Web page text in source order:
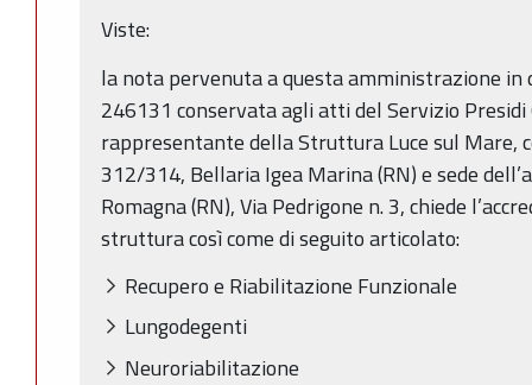
Viste:
la nota pervenuta a questa amministrazione
246131 conservata agli atti del Servizio
rappresentante della Struttura Luce sul Mare,
312/314, Bellaria Igea Marina (RN) e sede
Romagna (RN), Via Pedrigone n. 3, chiede
struttura così come di seguito articolato:
Recupero e Riabilitazione Funzionale
Lungodegenti
Neuroriabilitazione